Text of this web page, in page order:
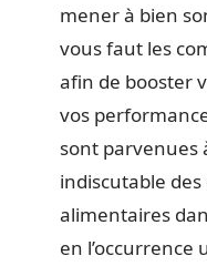
mener à bien
vous faut les
afin de booster
vos
sont parvenues
indiscutable
alimentaires
en l’occurrence